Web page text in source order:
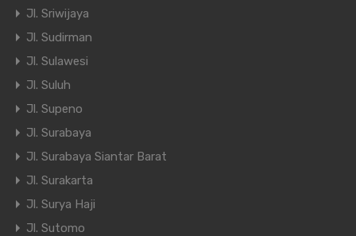
Jl. Sriwijaya
Jl. Sudirman
Jl. Sulawesi
Jl. Suluh
Jl. Supeno
Jl. Surabaya
Jl. Surabaya Siantar Barat
Jl. Surakarta
Jl. Surya Haji
Jl. Sutomo